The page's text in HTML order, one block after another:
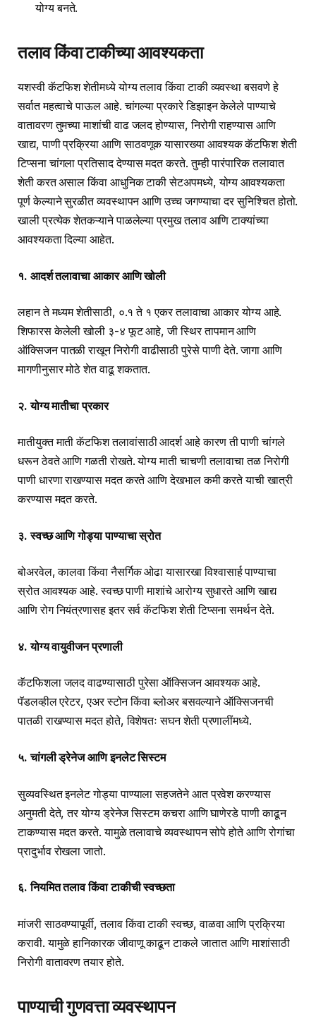
योग्य बनते.
तलाव किंवा टाकीच्या आवश्यकता
यशस्वी कॅटफिश शेतीमध्ये योग्य तलाव किंवा टाकी व्यवस्था बसवणे हे
सर्वात महत्वाचे पाऊल आहे. चांगल्या प्रकारे डिझाइन केलेले पाण्याचे
वातावरण तुमच्या माशांची वाढ जलद होण्यास, निरोगी राहण्यास आणि
खाद्य, पाणी प्रक्रिया आणि साठवणूक यासारख्या आवश्यक कॅटफिश शेती
टिप्सना चांगला प्रतिसाद देण्यास मदत करते. तुम्ही पारंपारिक तलावात
शेती करत असाल किंवा आधुनिक टाकी सेटअपमध्ये, योग्य आवश्यकता
पूर्ण केल्याने सुरळीत व्यवस्थापन आणि उच्च जगण्याचा दर सुनिश्चित होतो.
खाली प्रत्येक शेतकऱ्याने पाळलेल्या प्रमुख तलाव आणि टाक्यांच्या
आवश्यकता दिल्या आहेत.
१. आदर्श तलावाचा आकार आणि खोली
लहान ते मध्यम शेतीसाठी, ०.१ ते १ एकर तलावाचा आकार योग्य आहे.
शिफारस केलेली खोली ३-४ फूट आहे, जी स्थिर तापमान आणि
ऑक्सिजन पातळी राखून निरोगी वाढीसाठी पुरेसे पाणी देते. जागा आणि
मागणीनुसार मोठे शेत वाढू शकतात.
२. योग्य मातीचा प्रकार
मातीयुक्त माती कॅटफिश तलावांसाठी आदर्श आहे कारण ती पाणी चांगले
धरून ठेवते आणि गळती रोखते. योग्य माती चाचणी तलावाचा तळ निरोगी
पाणी धारणा राखण्यास मदत करते आणि देखभाल कमी करते याची खात्री
करण्यास मदत करते.
३. स्वच्छ आणि गोड्या पाण्याचा स्रोत
बोअरवेल, कालवा किंवा नैसर्गिक ओढा यासारखा विश्वासार्ह पाण्याचा
स्रोत आवश्यक आहे. स्वच्छ पाणी माशांचे आरोग्य सुधारते आणि खाद्य
आणि रोग नियंत्रणासह इतर सर्व कॅटफिश शेती टिप्सना समर्थन देते.
४. योग्य वायुवीजन प्रणाली
कॅटफिशला जलद वाढण्यासाठी पुरेसा ऑक्सिजन आवश्यक आहे.
पॅडलव्हील एरेटर, एअर स्टोन किंवा ब्लोअर बसवल्याने ऑक्सिजनची
पातळी राखण्यास मदत होते, विशेषतः सघन शेती प्रणालींमध्ये.
५. चांगली ड्रेनेज आणि इनलेट सिस्टम
सुव्यवस्थित इनलेट गोड्या पाण्याला सहजतेने आत प्रवेश करण्यास
अनुमती देते, तर योग्य ड्रेनेज सिस्टम कचरा आणि घाणेरडे पाणी काढून
टाकण्यास मदत करते. यामुळे तलावाचे व्यवस्थापन सोपे होते आणि रोगांचा
प्रादुर्भाव रोखला जातो.
६. नियमित तलाव किंवा टाकीची स्वच्छता
मांजरी साठवण्यापूर्वी, तलाव किंवा टाकी स्वच्छ, वाळवा आणि प्रक्रिया
करावी. यामुळे हानिकारक जीवाणू काढून टाकले जातात आणि माशांसाठी
निरोगी वातावरण तयार होते.
पाण्याची गुणवत्ता व्यवस्थापन